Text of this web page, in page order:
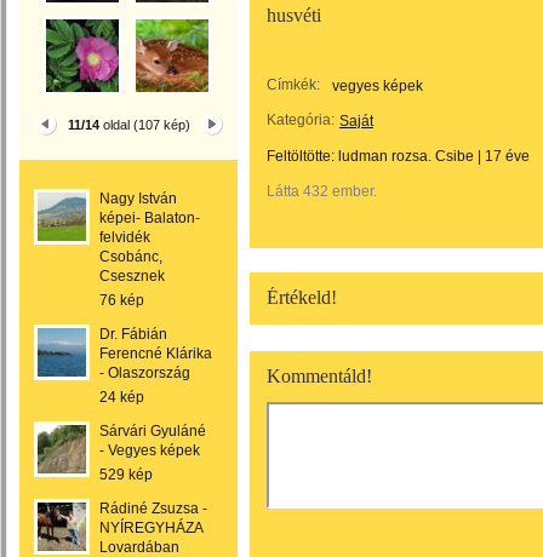
11/14oldal (107 kép)
Nagy István
képei- Balaton-
felvidék
Csobánc,
Csesznek
76 kép
Dr. Fábián
Ferencné Klárika
- Olaszország
24 kép
Sárvári Gyuláné
- Vegyes képek
529 kép
Rádiné Zsuzsa -
NYÍREGYHÁZA
Lovardában
husvéti
Címkék:
vegyes képek
Kategória: Saját
Feltöltötte: ludman rozsa. Csibe 17 éve
Látta 432 ember.
Értékeld!
Kommentáld!